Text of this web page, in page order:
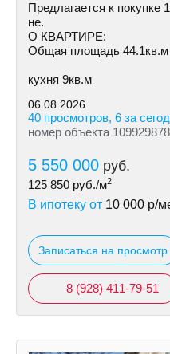
Предлагается к покупке
не.
О КВАРТИРЕ:
Общая площадь 44.1кв.м
кухня 9кв.м
06.08.2026
40 просмотров, 6 за
номер объекта 109929878
5 550 000 руб.
125 850 руб./м2
В ипотеку от 10 000 р/
Записаться на просмотр
8 (928) 411-79-51